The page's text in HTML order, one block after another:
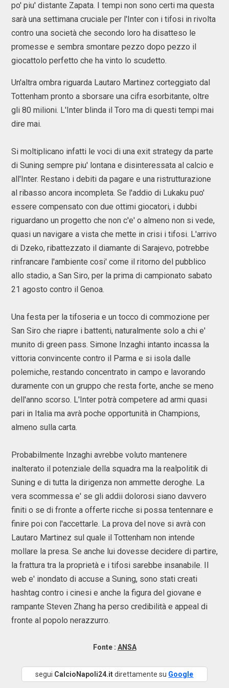
po' piu' distante Zapata. I tempi non sono certi ma questa
sarà una settimana cruciale per l'Inter con i tifosi in rivolta
contro una società che secondo loro ha disatteso le
promesse e sembra smontare pezzo dopo pezzo il
giocattolo perfetto che ha vinto lo scudetto.
Un'altra ombra riguarda Lautaro Martinez corteggiato dal
Tottenham pronto a sborsare una cifra esorbitante, oltre
gli 80 milioni. L'Inter blinda il Toro ma di questi tempi mai
dire mai.
Si moltiplicano infatti le voci di una exit strategy da parte
di Suning sempre piu' lontana e disinteressata al calcio e
all'Inter. Restano i debiti da pagare e una ristrutturazione
al ribasso ancora incompleta. Se l'addio di Lukaku puo'
essere compensato con due ottimi giocatori, i dubbi
riguardano un progetto che non c'e' o almeno non si vede,
quasi un navigare a vista che mette in crisi i tifosi. L'arrivo
di Dzeko, ribattezzato il diamante di Sarajevo, potrebbe
rinfrancare l'ambiente cosi' come il ritorno del pubblico
allo stadio, a San Siro, per la prima di campionato sabato
21 agosto contro il Genoa.
Una festa per la tifoseria e un tocco di commozione per
San Siro che riapre i battenti, naturalmente solo a chi e'
munito di green pass. Simone Inzaghi intanto incassa la
vittoria convincente contro il Parma e si isola dalle
polemiche, restando concentrato in campo e lavorando
duramente con un gruppo che resta forte, anche se meno
dell'anno scorso. L'Inter potrà competere ad armi quasi
pari in Italia ma avrà poche opportunità in Champions,
almeno sulla carta.
Probabilmente Inzaghi avrebbe voluto mantenere
inalterato il potenziale della squadra ma la realpolitik di
Suning e di tutta la dirigenza non ammette deroghe. La
vera scommessa e' se gli addii dolorosi siano davvero
finiti o se di fronte a offerte ricche si possa tentennare e
finire poi con l'accettarle. La prova del nove si avrà con
Lautaro Martinez sul quale il Tottenham non intende
mollare la presa. Se anche lui dovesse decidere di partire,
la frattura tra la proprietà e i tifosi sarebbe insanabile. Il
web e' inondato di accuse a Suning, sono stati creati
hashtag contro i cinesi e anche la figura del giovane e
rampante Steven Zhang ha perso credibilità e appeal di
fronte al popolo nerazzurro.
Fonte : ANSA
segui CalcioNapoli24.itdirettamente su Google